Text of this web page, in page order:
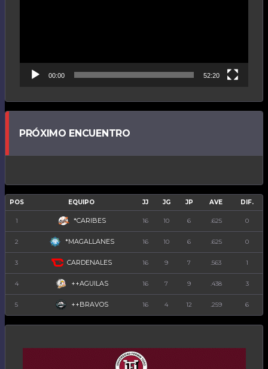
00:00 52:20
PRÓXIMO ENCUENTRO
POS EQUIPO JJ JG JP AVE DIF.
1 *CARIBES 16 10 6 .625 0
2 *MAGALLANES 16 10 6 .625 0
3 CARDENALES 16 9 7 .563 1
4 ++AGUILAS 16 7 9 .438 3
5 ++BRAVOS 16 4 12 .259 6